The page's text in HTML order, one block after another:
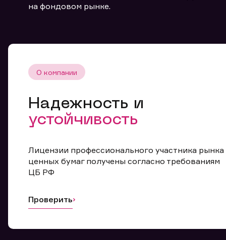
на фондовом рынке.
О компании
Надежность и
устойчивость
Лицензии профессионального участника рынка
ценных бумаг получены согласно требованиям
ЦБ РФ
Проверить